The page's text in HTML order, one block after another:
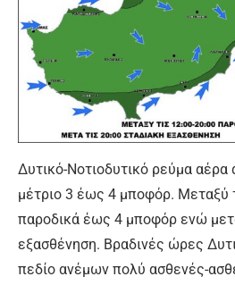
Δυτικό-Νοτιοδυτικό ρεύμα
μέτριο 3 έως 4 μποφόρ.
παροδικά έως 4 μποφόρ ενώ
εξασθένηση. Βραδινές ώρες
πεδίο ανέμων πολύ ασθενές-